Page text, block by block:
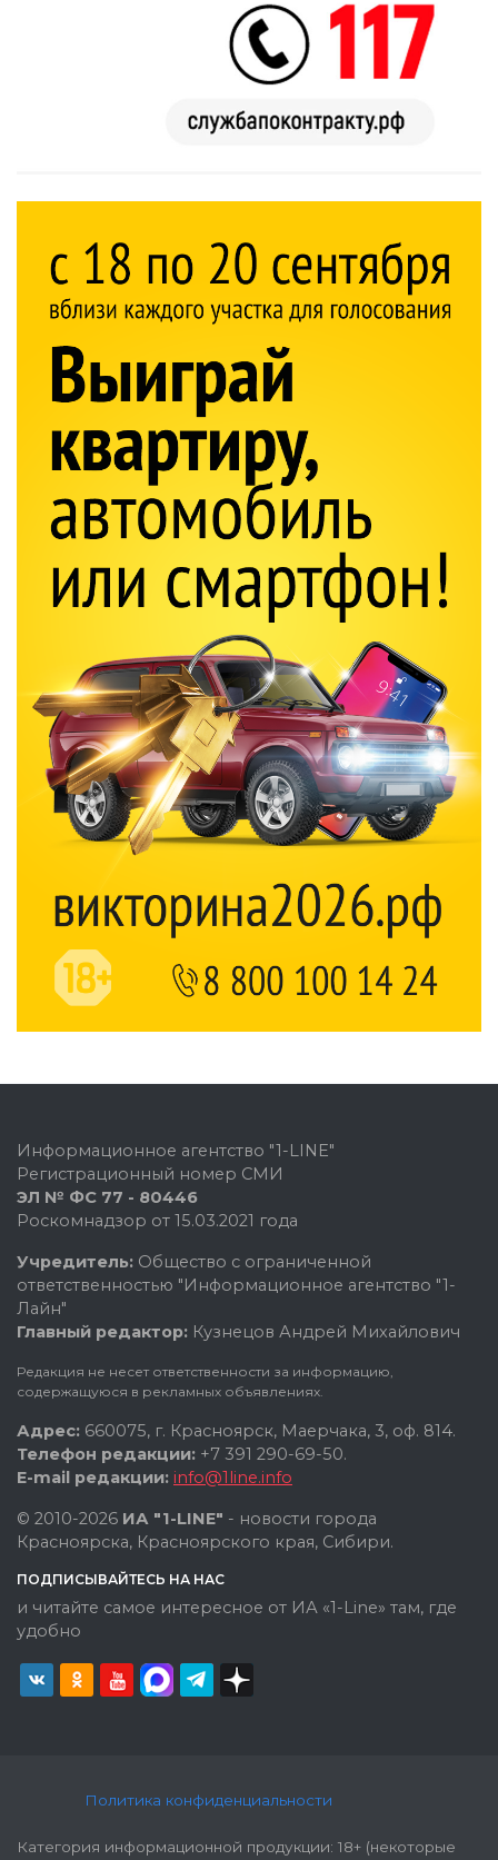
Информационное агентство "1-LINE"
Регистрационный номер СМИ
ЭЛ № ФС 77 - 80446
Роскомнадзор от 15.03.2021 года
Учредитель: Общество с ограниченной
ответственностью "Информационное агентство "1-
Лайн"
Главный редактор: Кузнецов Андрей Михайлович
Редакция не несет ответственности за информацию,
содержащуюся в рекламных объявлениях.
Адрес: 660075, г. Красноярск, Маерчака, 3, оф. 814.
Телефон редакции: +7 391 290-69-50.
E-mail редакции: info@1line.info
© 2010-2026 ИА "1-LINE" - новости города
Красноярска, Красноярского края, Сибири.
ПОДПИСЫВАЙТЕСЬ НА НАС
и читайте самое интересное от ИА «1-Line» там, где
удобно
Политика конфиденциальности
Категория информационной продукции: 18+ (некоторые